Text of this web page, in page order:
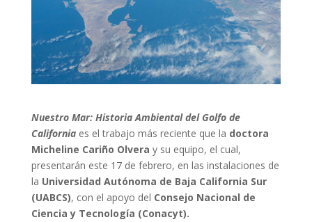
Nuestro Mar: Historia Ambiental del Golfo de
Californiaes el trabajo más reciente que la doctora
Micheline Cariño Olvera y su equipo, el cual,
presentarán este 17 de febrero, en las instalaciones de
la Universidad Autónoma de Baja California Sur
(UABCS), con el apoyo del Consejo Nacional de
Ciencia y Tecnología (Conacyt).